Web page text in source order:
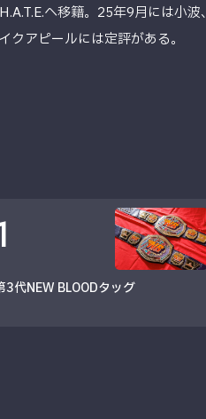
へ移籍。25年9月には小波、
アピールには定評がある。
3代NEW BLOODタッグ